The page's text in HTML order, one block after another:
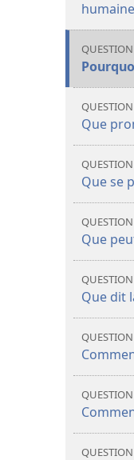
Que
Que se
Que
Que dit